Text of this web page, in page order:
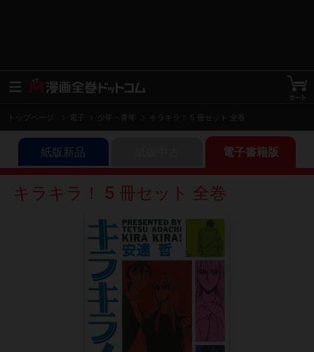
トップページ 少年・青年 キラキラ！ 5 冊セット 全巻
紙版新品 電子書籍版
キラキラ！ 5 冊セット 全巻